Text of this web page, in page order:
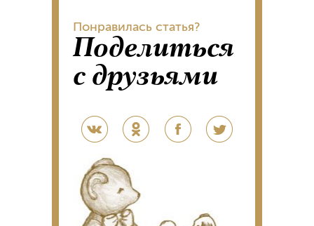
Понравилась статья?
Поделиться
с друзьями